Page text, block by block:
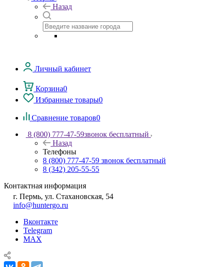
Назад
Личный кабинет
Корзина0
Избранные товары0
Сравнение товаров0
8 (800) 777-47-59звонок бесплатный
Назад
Телефоны
8 (800) 777-47-59 звонок бесплатный
8 (342) 205-55-55
Контактная информация
г. Пермь, ул. Стахановская, 54
info@huntergo.ru
Вконтакте
Telegram
MAX